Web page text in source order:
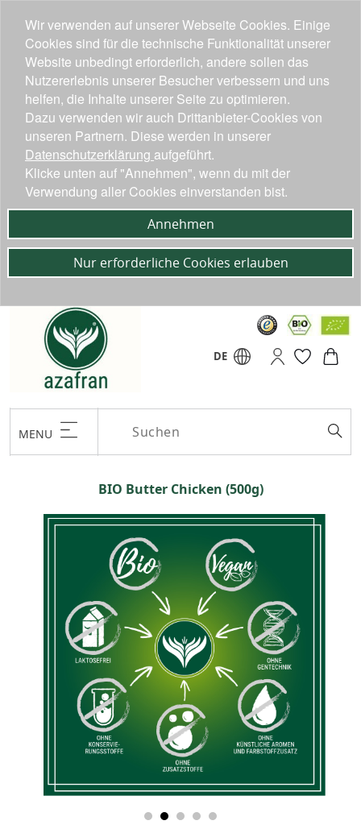
DE
MENU
BIO Butter Chicken (500g)
Wir verwenden auf unserer Webseite Cookies. Einige
Cookies sind für die technische Funktionalität unserer
Website unbedingt erforderlich, andere sollen das
Nutzererlebnis unserer Besucher verbessern und uns
helfen, die Inhalte unserer Seite zu optimieren.
Dazu verwenden wir auch Drittanbieter-Cookies von
unseren Partnern. Diese werden in unserer
Datenschutzerklärung aufgeführt.
Klicke unten auf "Annehmen", wenn du mit der
Verwendung aller Cookies einverstanden bist.
Annehmen
Nur erforderliche Cookies erlauben